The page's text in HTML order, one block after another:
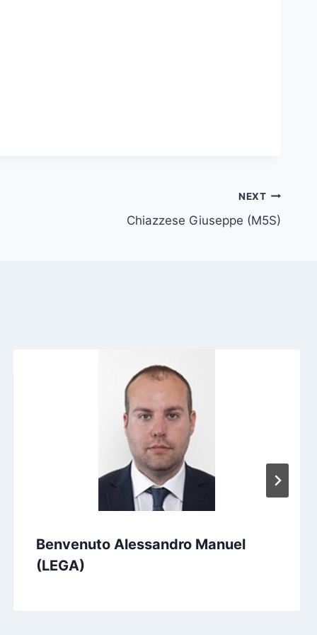
NEXT
Chiazzese Giuseppe (M5S)
Benvenuto Alessandro Manuel
(LEGA)